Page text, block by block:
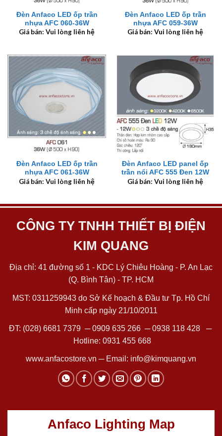
Đèn Anfaco LED ốp trần
nhựa AFC 060-36W
Giá bán: Vui lòng liên hệ
Đèn Anfaco LED ốp trần
nhựa AFC 059-36W
Giá bán: Vui lòng liên hệ
Đèn Anfaco LED ốp trần
nhựa AFC 061-36W
Giá bán: Vui lòng liên hệ
Đèn Anfaco LED panel ốp
trần nổi AFC 555 Đen 12W
Giá bán: Vui lòng liên hệ
CÔNG TY TNHH THIẾT BỊ ĐIỆN
KIM QUANG
Địa chỉ: 41 đường số 1 - KDC Lý Chiêu Hoàng - P. An Lạc
(Q. Bình Tân) - TP. HCM
MST: 0311259943 do Sở Kế hoạch & Đầu tư Tp. Hồ Chí
Minh cấp ngày 21/10/2011
ĐT: (028) 6681 7379 ─0909 635 266─0938 118 428─
Hotline: 0931 455 668
www.anfacostore.vn ─ Email: info@kimquang.vn
Anfaco Lighting Map